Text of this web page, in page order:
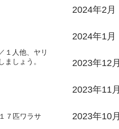
人他、ヤリ
しょう。
７匹ワラサ
2024年2月
2024年1月
2023年12月
2023年11月
2023年10月